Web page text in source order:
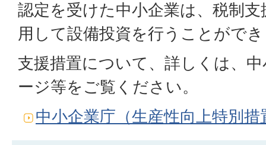
認定を受けた中小企業は、税制
用して設備投資を行うことがで
支援措置について、詳しくは、
ージ等をご覧ください。
中小企業庁（生産性向上特別措